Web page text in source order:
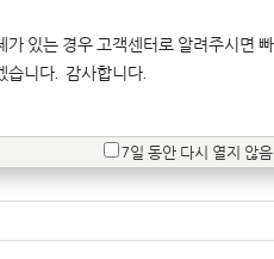
가 있는 경우 고객센터로 알려주시면
습니다. 감사합니다.
7일 동안 다시 열지 않음